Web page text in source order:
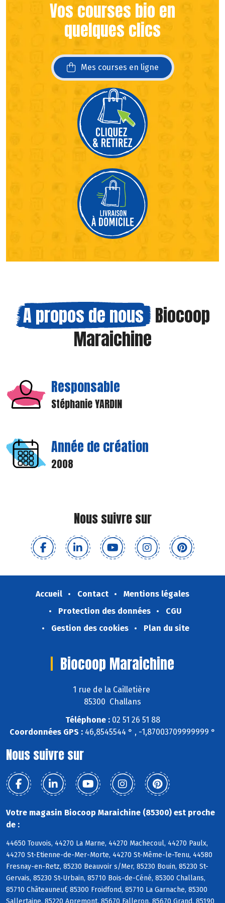
Vos courses bio en
quelques clics
Mes courses en ligne
A propos de nous Biocoop
Maraichine
Responsable
Stéphanie YARDIN
Année de création
2008
Nous suivre sur
Accueil Contact
Mentions légales
Protection des données
CGU
Gestion des cookies
Plan du site
Biocoop Maraichine
1 rue de la Cailletière
85300 Challans
Téléphone :02 51 26 51 88
Coordonnées GPS : 46,8545544 ° , -1,87003709999999 °
Nous suivre sur
Votre magasin Biocoop Maraichine (85300) est proche
de :
44650 Touvois, 44270 La Marne, 44270 Machecoul, 44270 Paulx,
44270 St-Etienne-de-Mer-Morte, 44270 St-Même-le-Tenu, 44580
Fresnay-en-Retz, 85230 Beauvoir s/Mer, 85230 Bouin, 85230 St-
Gervais, 85230 St-Urbain, 85710 Bois-de-Céné, 85300 Challans,
85710 Châteauneuf, 85300 Froidfond, 85710 La Garnache, 85300